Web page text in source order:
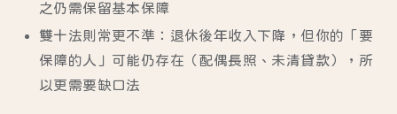
之仍需保留基本保障
雙十法則常更不準 ：退休後年收入下降，但你的「要
保障的人」可能仍存在（配偶長照、未清貸款），所
以更需要缺口法